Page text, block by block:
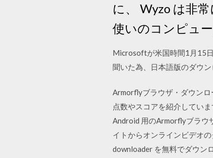
に、 Wyzo は非
使いのコンピュ
Microsoftが米国時間1月15
聞いた為、日本語版のダウ
Armorflyブラウザ・ダウン
点数やスコアを紹介してい
Android 用のArmorflyブラウ
イトからオンラインビデオ
downloader を無料でダウン